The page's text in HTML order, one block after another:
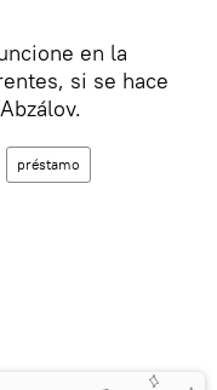
en la
si se hace
préstamo